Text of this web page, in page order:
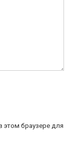
этом браузере для